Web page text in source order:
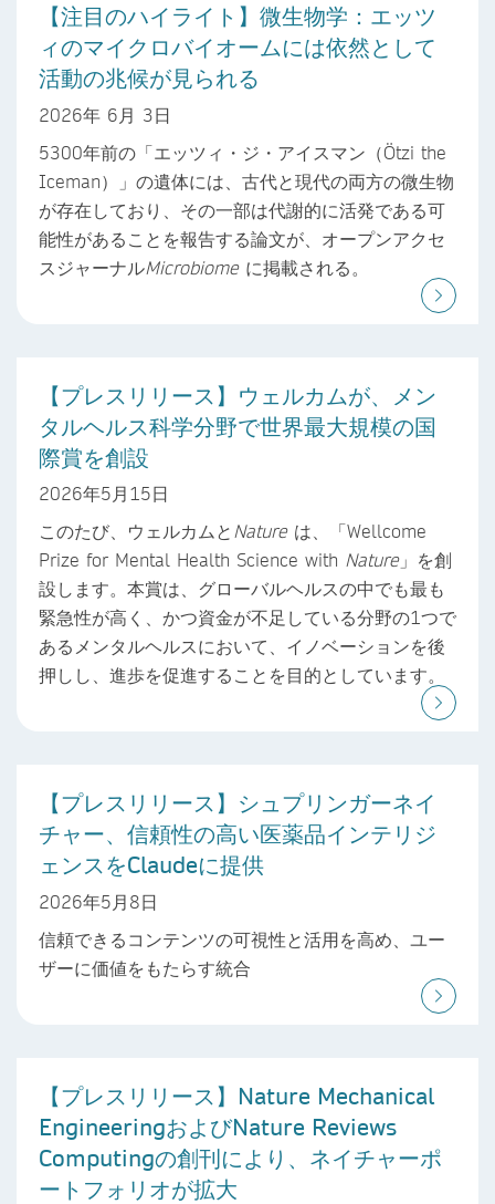
【注目のハイライト】微生物学：エッツ
ィのマイクロバイオームには依然として
活動の兆候が見られる
2026年 6月 3日
5300年前の「エッツィ・ジ・アイスマン（Ötzi the
Iceman）」の遺体には、古代と現代の両方の微生物
が存在しており、その一部は代謝的に活発である可
能性があることを報告する論文が、オープンアクセ
スジャーナルMicrobiome に掲載される。
【プレスリリース】ウェルカムが、メン
タルヘルス科学分野で世界最大規模の国
際賞を創設
2026年5月15日
このたび、ウェルカムとNature は、「Wellcome
Prize for Mental Health Science with Nature」を創
設します。本賞は、グローバルヘルスの中でも最も
緊急性が高く、かつ資金が不足している分野の1つで
あるメンタルヘルスにおいて、イノベーションを後
押しし、進歩を促進することを目的としています。
【プレスリリース】シュプリンガーネイ
チャー、信頼性の高い医薬品インテリジ
ェンスをClaudeに提供
2026年5月8日
信頼できるコンテンツの可視性と活用を高め、ユー
ザーに価値をもたらす統合
【プレスリリース】Nature Mechanical
EngineeringおよびNature Reviews
Computingの創刊により、ネイチャーポ
ートフォリオが拡大